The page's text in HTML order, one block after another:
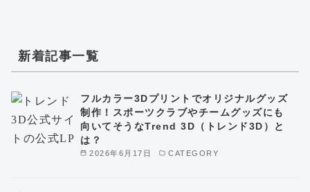
新着記事一覧
2026年6月17日 CATEGORY
フルカラー3Dプリントでオリジナルグッズ
制作！スポーツクラブやチームグッズにも
向いてそうなTrend 3D（トレンド3D）と
は？